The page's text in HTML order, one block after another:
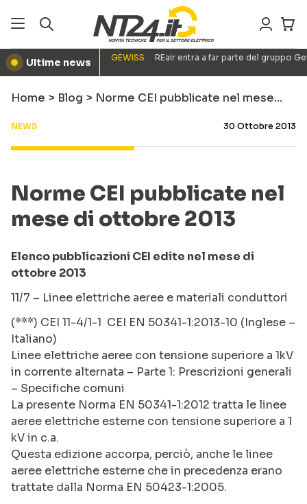
● Ultime news GEWISS REair entra a far parte del gruppo
Home > Blog > Norme CEI pubblicate nel mese…
NEWS 30 Ottobre 2013
Norme CEI pubblicate nel
mese di ottobre 2013
Elenco pubblicazioni CEI edite nel mese di
ottobre 2013
11/7 – Linee elettriche aeree e materiali conduttori
(***) CEI 11-4/1-1 CEI EN 50341-1:2013-10 (Inglese –
Italiano)
Linee elettriche aeree con tensione superiore a 1kV
in corrente alternata – Parte 1: Prescrizioni generali
– Specifiche comuni
La presente Norma EN 50341-1:2012 tratta le linee
aeree elettriche esterne con tensione superiore a 1
kV in c.a.
Questa edizione accorpa, perciò, anche le linee
aeree elettriche esterne che in precedenza erano
trattate dalla Norma EN 50423-1:2005.